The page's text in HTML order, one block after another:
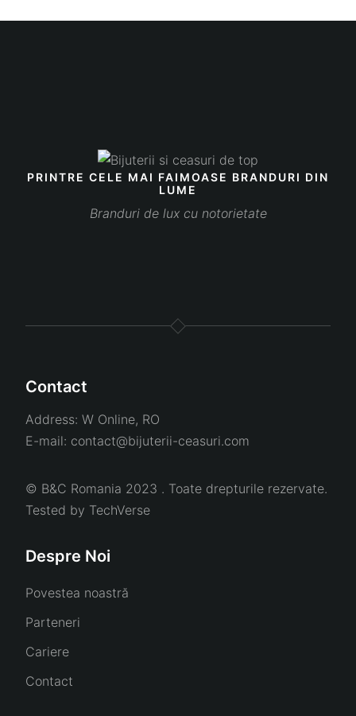
PRINTRE CELE MAI FAIMOASE BRANDURI DIN
LUME
Branduri de lux cu notorietate
Contact
Address: W Online, RO
E-mail: contact@bijuterii-ceasuri.com
© B&C Romania 2023 . Toate drepturile rezervate.
Tested by TechVerse
Despre Noi
Povestea noastră
Parteneri
Cariere
Contact